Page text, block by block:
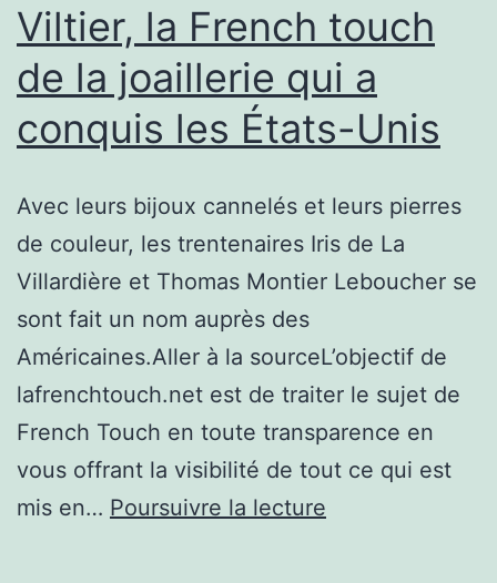
exceptionnel
Viltier, la French touch
de la joaillerie qui a
conquis les États-Unis
Avec leurs bijoux cannelés et leurs pierres
de couleur, les trentenaires Iris de La
Villardière et Thomas Montier Leboucher se
sont fait un nom auprès des
Américaines.Aller à la sourceL’objectif de
lafrenchtouch.net est de traiter le sujet de
French Touch en toute transparence en
vous offrant la visibilité de tout ce qui est
mis en… Poursuivre la lecture